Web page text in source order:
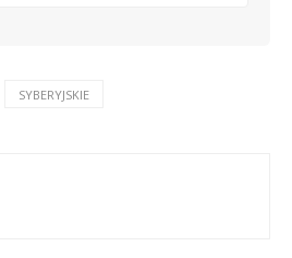
SYBERYJSKIE